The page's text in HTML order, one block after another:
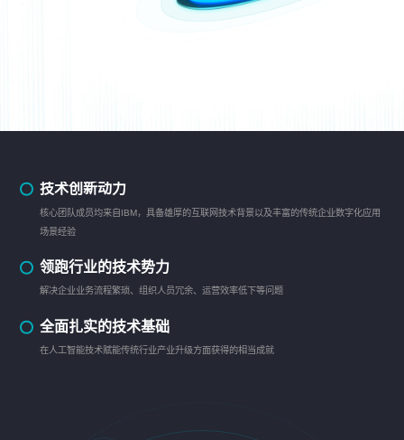
技术创新动力
核心团队成员均来自IBM，具备雄厚的互联网技术背景以及丰富的传统企业数字化应用
场景经验
领跑行业的技术势力
解决企业业务流程繁琐、组织人员冗余、运营效率低下等问题
全面扎实的技术基础
在人工智能技术赋能传统行业产业升级方面获得的相当成就